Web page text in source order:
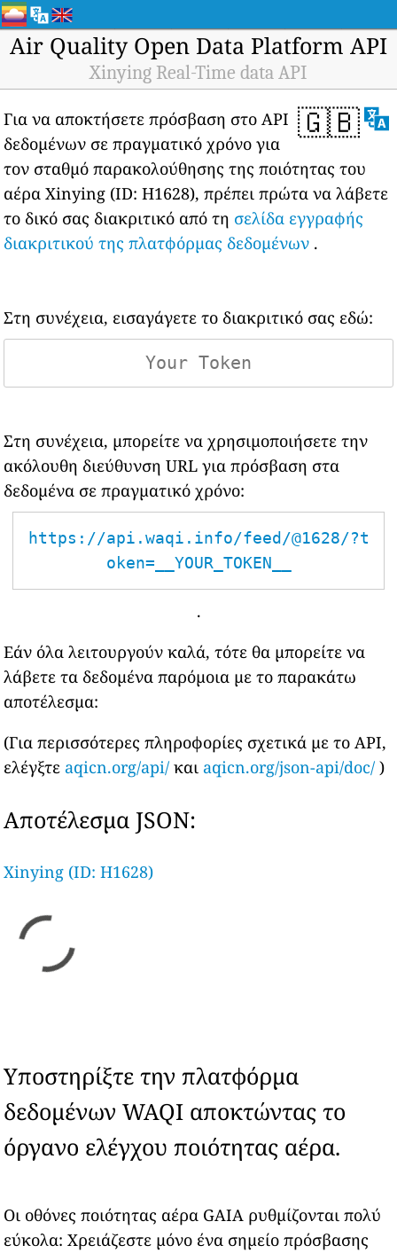
Air Quality Open Data Platform API
Xinying Real-Time data API
🇬🇧
Για να αποκτήσετε πρόσβαση στο API
δεδομένων σε πραγματικό χρόνο για
τον σταθμό παρακολούθησης της ποιότητας του
αέρα Xinying (ID: H1628), πρέπει πρώτα να λάβετε
το δικό σας διακριτικό από τη σελίδα εγγραφής
διακριτικού της πλατφόρμας δεδομένων .
Στη συνέχεια, εισαγάγετε το διακριτικό σας εδώ:
Στη συνέχεια, μπορείτε να χρησιμοποιήσετε την
ακόλουθη διεύθυνση URL για πρόσβαση στα
δεδομένα σε πραγματικό χρόνο:
https://api.waqi.info/feed/@1628/?t
oken=__YOUR_TOKEN__
.
Εάν όλα λειτουργούν καλά, τότε θα μπορείτε να
λάβετε τα δεδομένα παρόμοια με το παρακάτω
αποτέλεσμα:
(Για περισσότερες πληροφορίες σχετικά με το API,
ελέγξτε aqicn.org/api/ και aqicn.org/json-api/doc/ )
Αποτέλεσμα JSON:
Xinying (ID: H1628)
Υποστηρίξτε την πλατφόρμα
δεδομένων WAQI αποκτώντας το
όργανο ελέγχου ποιότητας αέρα.
Οι οθόνες ποιότητας αέρα GAIA ρυθμίζονται πολύ
εύκολα: Χρειάζεστε μόνο ένα σημείο πρόσβασης